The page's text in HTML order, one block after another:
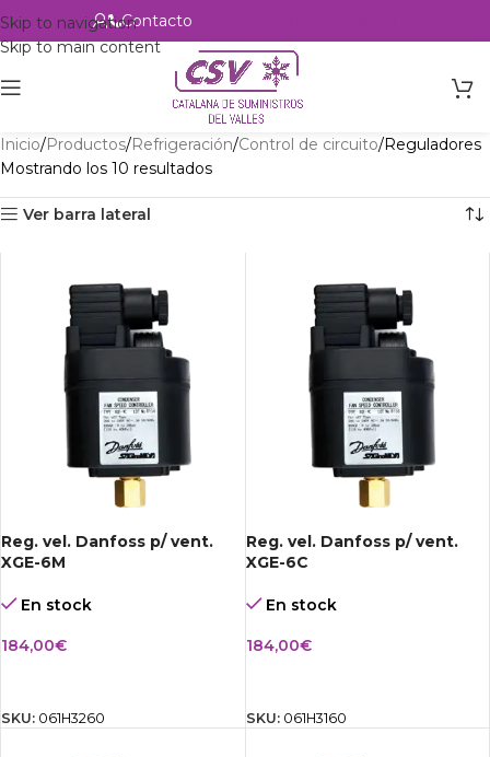
Skip to navigation
Skip to main content
Contacto
Inicio Productos Refrigeración Control de circuito Reguladores
Mostrando los 10 resultados
Ver barra lateral
Reg. vel. Danfoss p/ vent.
XGE-6M
En stock
184,00€
SKU: 061H3260
Reg. vel. Danfoss p/ vent.
XGE-6C
En stock
184,00€
SKU: 061H3160